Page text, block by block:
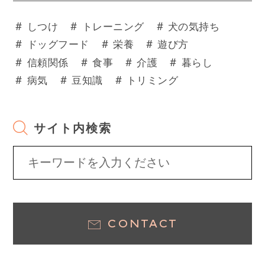
＃ しつけ ＃ トレーニング ＃ 犬の気持ち
＃ ドッグフード ＃ 栄養 ＃ 遊び方
＃ 信頼関係 ＃ 食事 ＃ 介護 ＃ 暮らし
＃ 病気 ＃ 豆知識 ＃ トリミング
サイト内検索
CONTACT